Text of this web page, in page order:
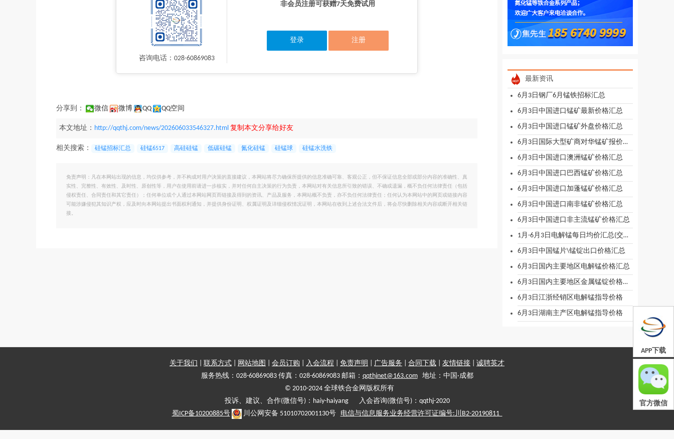
咨询电话：028-60869083
非会员注册可获赠7天免费试用
登录 注册
分享到： 微信 微博 QQ QQ空间
本文地址： http://qqthj.com/news/202606033546327.html 复制本文分享给好友
相关搜索： 硅锰招标汇总 硅锰6517 高硅硅锰 低碳硅锰 氮化硅锰 硅锰球 硅锰水洗铁
免责声明：凡在本网站出现的信息，均仅供参考，并不构成对用户决策的直接建议，本网站将尽力确保所提供的信息准确可靠、客观公正，但不保证信息全部或部分内容的准确性、真
实性、完整性、有效性、及时性、原创性等，用户在使用前请进一步核实，并对任何自主决策的行为负责，本网站对有关信息所引致的错误、不确或遗漏，概不负任何法律责任（包括
侵权责任、合同责任和其它责任）；任何单位或个人通过本网站网页而链接及得到的资讯、产品及服务，本网站概不负责，亦不负任何法律责任；任何认为本网站中的网页或链接内容
可能涉嫌侵犯其知识产权，应及时向本网站提出书面权利通知，并提供身份证明、权属证明及详细侵权情况证明，本网站在收到上述合法文件后，将会尽快删除相关内容或断开相关链
接。
最新资讯
6月3日钢厂6月锰铁招标汇总
6月3日中国进口锰矿最新价格汇总
6月3日中国进口锰矿外盘价格汇总
6月3日国际大型矿商对华锰矿报价汇总
6月3日中国进口澳洲锰矿价格汇总
6月3日中国进口巴西锰矿价格汇总
6月3日中国进口加蓬锰矿价格汇总
6月3日中国进口南非锰矿价格汇总
6月3日中国进口非主流锰矿价格汇总
1月-6月3日电解锰每日均价汇总(交易必备)
6月3日中国锰片\锰锭出口价格汇总
6月3日国内主要地区电解锰价格汇总
6月3日国内主要地区金属锰锭价格汇总
6月3日江浙经销区电解锰指导价格
6月3日湖南主产区电解锰指导价格
关于我们 联系方式 网站地图 会员订购 入会流程 免责声明 广告服务 合同下载 友情链接
诚聘英才
服务热线：028-60869083 传真：028-60869083 邮箱： qqthjnet@163.com地址：中国·成都
© 2010-2024 全球铁合金网版权所有
投诉、建议、合作(微信号)：haiy-haiyang 入会咨询(微信号)：qqthj-2020
蜀ICP备10200885号
川公网安备 51010702001130号 电信与信息服务业务经营许可证编号:川B2-20190811
APP下载
官方微信